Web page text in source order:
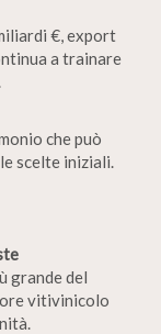
€, export
a trainare
che può
scelte iniziali.
grande del
vitivinicolo